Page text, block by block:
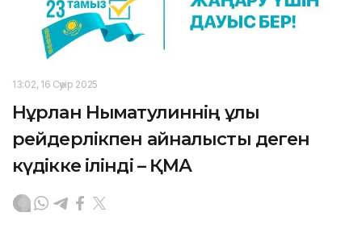
13:02, 16 Сәуір 2025
Нұрлан Нығматулиннің ұлы
рейдерлікпен айналысты деген
күдікке ілінді – ҚМА